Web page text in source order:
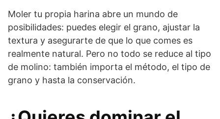
Moler tu propia harina abre un mundo de
posibilidades: puedes elegir el grano, ajustar la
textura y asegurarte de que lo que comes es
realmente natural. Pero no todo se reduce al tipo
de molino: también importa el método, el tipo de
grano y hasta la conservación.